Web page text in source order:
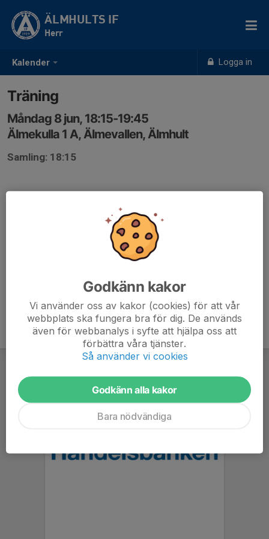
Kalender Logga in
ÄLMHULTS IF
Herr
Träning
Måndag 8 jun, 18:15-19:45
Älmekulla 1 A, Älmevallen, Älmhult
Samling: 18:15
Godkänn kakor
Vi använder oss av kakor (cookies) för att vår
webbplats ska fungera bra för dig. De används
även för webbanalys i syfte att hjälpa oss att
förbättra våra tjänster.
Så använder vi cookies
Godkänn alla kakor
Bara nödvändiga